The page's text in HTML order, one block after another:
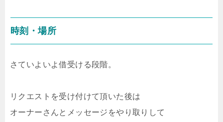
時刻・場所
さていよいよ借受ける段階。
リクエストを受け付けて頂いた後は
オーナーさんとメッセージをやり取りして